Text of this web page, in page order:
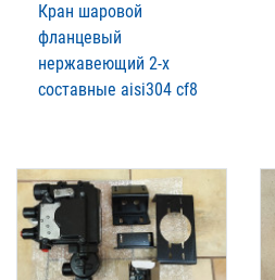
Кран шаровой
фланцевый
нержавеющий 2-х
составные aisi304 cf8